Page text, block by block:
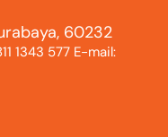
60232
1343 577 E-mail: